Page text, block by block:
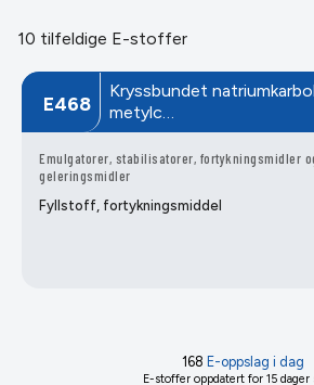
10 tilfeldige E-stoffer
E468
Kryssbundet
metyl­c…
Emulgatorer, stabilisatorer, fortykningsmidler
geleringsmidler
Fyllstoff, fortykningsmiddel
168 E-oppslag i dag
E-stoffer oppdatert for 15 dager